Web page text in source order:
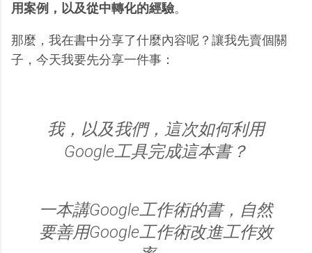
用案例，以及從中轉化的經驗。
那麼，我在書中分享了什麼內容呢？讓我先賣個關
子，今天我要先分享一件事：
我，以及我們，這次如何利用
Google工具完成這本書？
一本講Google工作術的書，自然
要善用Google工作術改進工作效